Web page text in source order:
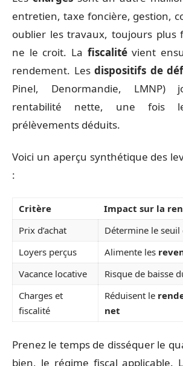
entretien, taxe foncière, gestion,
oublier les travaux, toujours plus
ne le croit. La fiscalitévient
rendement. Lesdispositifs de
Pinel, Denormandie,
rentabilité nette, une fois
prélèvements déduits.
Voici un aperçu synthétique des
:
Critère
Impact sur la
Prix d’achat
Détermine le
Loyers perçus
Alimente les
Vacance locative
Risque de baisse
Charges et
fiscalité
Réduisent le
net
Prenez le temps de disséquer le
bien, le régime fiscal applicable.